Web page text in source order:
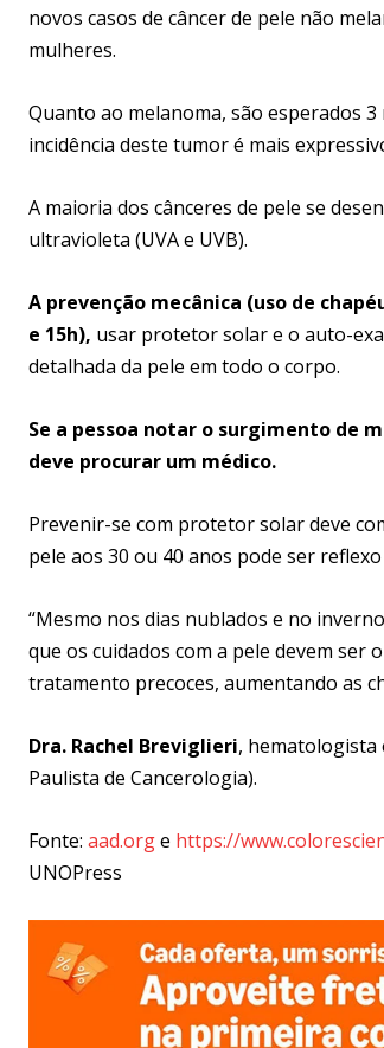
novos casos de câncer de pele não
mulheres.
Quanto ao melanoma, são esperados
incidência deste tumor é mais
A maioria dos cânceres de pele se
ultravioleta (UVA e UVB).
A prevenção mecânica (uso de
e 15h), usar protetor solar e o auto-
detalhada da pele em todo o corpo.
Se a pessoa notar o surgimento de
deve procurar um médico.
Prevenir-se com protetor solar deve
pele aos 30 ou 40 anos pode ser
“Mesmo nos dias nublados e no
que os cuidados com a pele devem ser
tratamento precoces, aumentando as
Dra. Rachel Breviglieri, hematologista
Paulista de Cancerologia).
Fonte: aad.orge https://
UNOPress